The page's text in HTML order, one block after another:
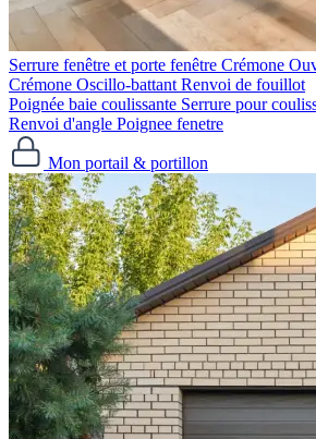
Serrure fenêtre et porte fenêtre
Crémone Oscillo-battant Renvoi de fouillot
Poignée baie coulissante Serrure pour
Renvoi d'angle Poignee fenetre
Mon portail & portillon